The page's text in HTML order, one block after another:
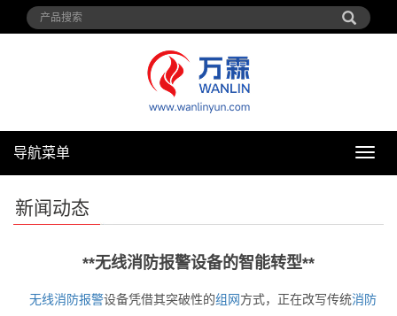
导
导航菜单
新闻动态
**无线消防报警设备的智能转型**
无线消防报警设备凭借其突破性的组网方式，正在改写传统消防